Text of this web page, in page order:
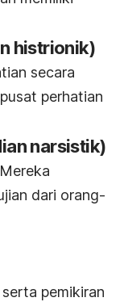
histrionik)
secara
perhatian
narsistik)
dari orang-
pemikiran